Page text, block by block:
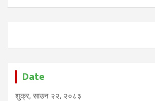
Date
शुक्र, साउन २२, २०८३